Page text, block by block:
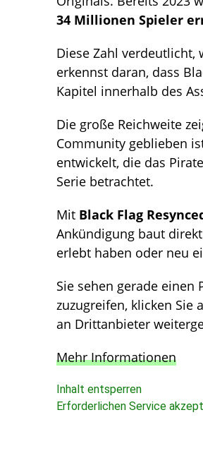
34 Millionen Spieler
Diese Zahl verdeutlicht,
erkennst daran, dass
Kapitel innerhalb des
Die große Reichweite
Community geblieben
entwickelt, die das
Serie betrachtet.
Mit Black Flag
Ankündigung baut
erlebt haben oder neu
Sie sehen gerade
zuzugreifen, klicken Sie
an Drittanbieter
Mehr Informationen
Inhalt entsperren
Erforderlichen Service